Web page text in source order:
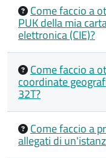
Come faccio a
PUK della mia
elettronica (CIE)?
Come faccio a
coordinate
32T?
Come faccio a
allegati di